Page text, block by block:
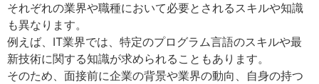
それぞれの業界や職種において必要とされるスキルや知識
も異なります。
例えば、IT業界では、特定のプログラム言語のスキルや最
新技術に関する知識が求められることもあります。
そのため、面接前に企業の背景や業界の動向、自身の持つ